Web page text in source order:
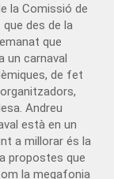
la Comissió de
des de la
que
un carnaval
de fet
Andreu
està en un
a millorar és la
propostes que
la megafonia